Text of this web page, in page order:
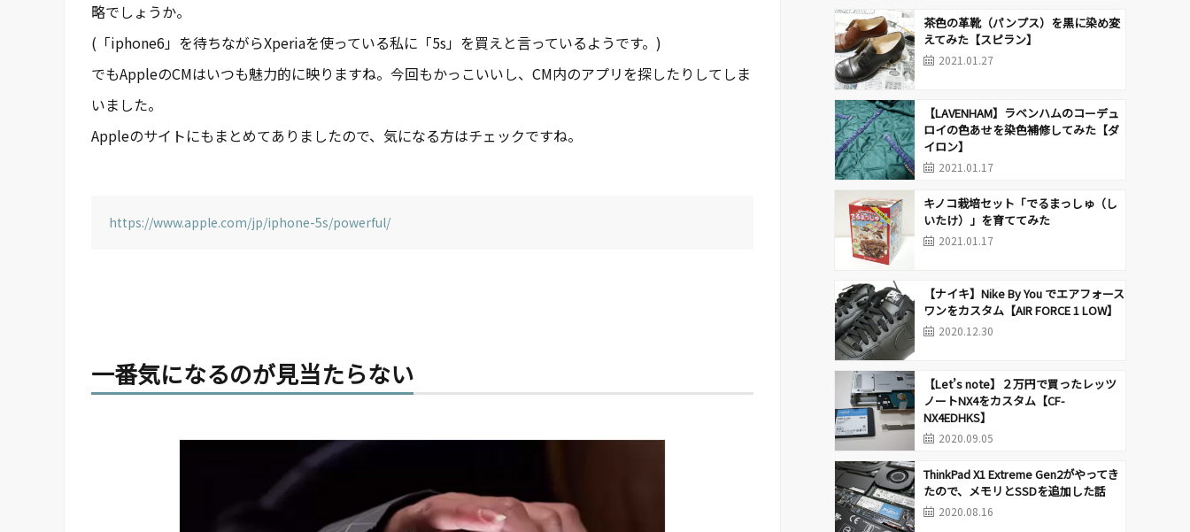
略でしょうか。
(「iphone6」を待ちながらXperiaを使っている私に「5s」を買えと言っているようです。)
でもAppleのCMはいつも魅力的に映りますね。今回もかっこいいし、CM内のアプリを探したりしてしま
いました。
Appleのサイトにもまとめてありましたので、気になる方はチェックですね。
https://www.apple.com/jp/iphone-5s/powerful/
一番気になるのが見当たらない
茶色の革靴（パンプス）を黒に染め変
えてみた【スピラン】
2021.01.27
【LAVENHAM】ラベンハムのコーデュ
ロイの色あせを染色補修してみた【ダ
イロン】
2021.01.17
キノコ栽培セット「でるまっしゅ（し
いたけ）」を育ててみた
2021.01.17
【ナイキ】Nike By You でエアフォース
ワンをカスタム【AIR FORCE 1 LOW】
2020.12.30
【Let’s note】２万円で買ったレッツ
ノートNX4をカスタム【CF-
NX4EDHKS】
2020.09.05
ThinkPad X1 Extreme Gen2がやってき
たので、メモリとSSDを追加した話
2020.08.16